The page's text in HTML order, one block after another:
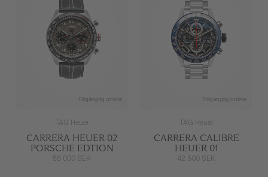
Tillgänglig online
TAG Heuer
CARRERA HEUER 02
PORSCHE EDTION
55 000 SEK
Tillgänglig online
TAG Heuer
CARRERA CALIBRE
HEUER 01
42 500 SEK